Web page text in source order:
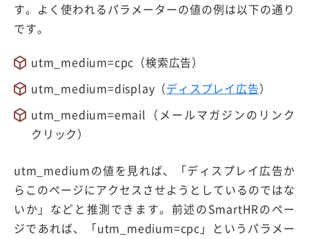
す。よく使われるパラメーターの値の例は以下の通り
です。
utm_medium=cpc（検索広告）
utm_medium=display（ディスプレイ広告）
utm_medium=email（メールマガジンのリンク
クリック）
utm_mediumの値を見れば、「ディスプレイ広告か
らこのページにアクセスさせようとしているのではな
いか」などと推測できます。前述のSmartHRのペー
ジであれば、「utm_medium=cpc」というパラメー